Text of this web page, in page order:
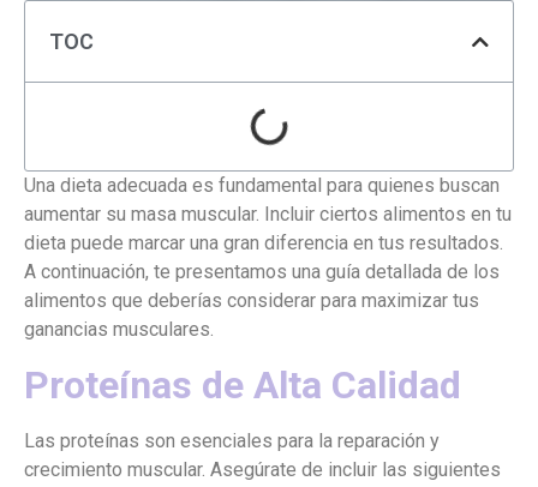
TOC
Una dieta adecuada es fundamental para quienes buscan
aumentar su masa muscular. Incluir ciertos alimentos en tu
dieta puede marcar una gran diferencia en tus resultados.
A continuación, te presentamos una guía detallada de los
alimentos que deberías considerar para maximizar tus
ganancias musculares.
Proteínas de Alta Calidad
Las proteínas son esenciales para la reparación y
crecimiento muscular. Asegúrate de incluir las siguientes